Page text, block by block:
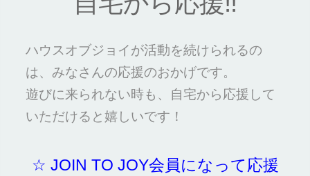
ハウスオブジョイが活動を続けられるの
は、みなさんの応援のおかげです。
遊びに来られない時も、自宅から応援して
いただけると嬉しいです！
☆ JOIN TO JOY会員になって応援